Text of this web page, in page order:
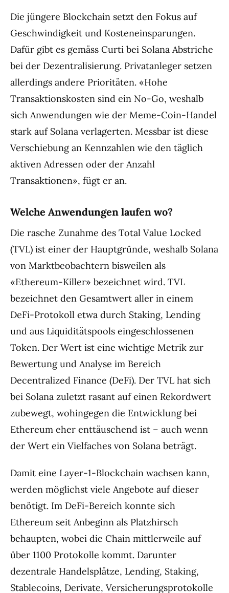
Die jüngere Blockchain setzt den Fokus auf
Geschwindigkeit und Kosteneinsparungen.
Dafür gibt es gemäss Curti bei Solana Abstriche
bei der Dezentralisierung. Privatanleger setzen
allerdings andere Prioritäten. «Hohe
Transaktionskosten sind ein No-Go, weshalb
sich Anwendungen wie der Meme-Coin-Handel
stark auf Solana verlagerten. Messbar ist diese
Verschiebung an Kennzahlen wie den täglich
aktiven Adressen oder der Anzahl
Transaktionen», fügt er an.
Welche Anwendungen laufen wo?
Die rasche Zunahme des Total Value Locked
(TVL) ist einer der Hauptgründe, weshalb Solana
von Marktbeobachtern bisweilen als
«Ethereum-Killer» bezeichnet wird. TVL
bezeichnet den Gesamtwert aller in einem
DeFi-Protokoll etwa durch Staking, Lending
und aus Liquiditätspools eingeschlossenen
Token. Der Wert ist eine wichtige Metrik zur
Bewertung und Analyse im Bereich
Decentralized Finance (DeFi). Der TVL hat sich
bei Solana zuletzt rasant auf einen Rekordwert
zubewegt, wohingegen die Entwicklung bei
Ethereum eher enttäuschend ist – auch wenn
der Wert ein Vielfaches von Solana beträgt.
Damit eine Layer-1-Blockchain wachsen kann,
werden möglichst viele Angebote auf dieser
benötigt. Im DeFi-Bereich konnte sich
Ethereum seit Anbeginn als Platzhirsch
behaupten, wobei die Chain mittlerweile auf
über 1100 Protokolle kommt. Darunter
dezentrale Handelsplätze, Lending, Staking,
Stablecoins, Derivate, Versicherungsprotokolle